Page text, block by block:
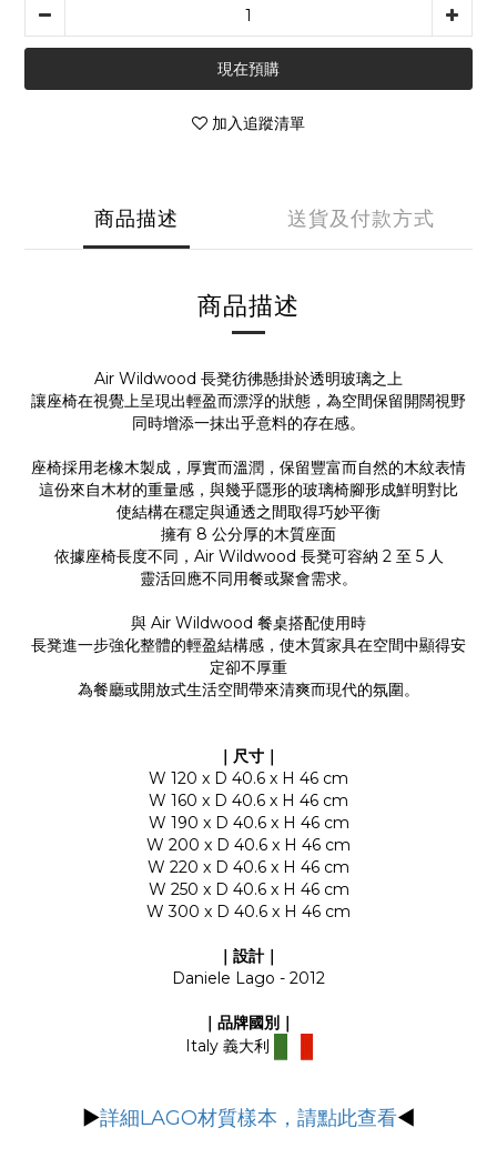
現在預購
加入追蹤清單
商品描述 送貨及付款方式
商品描述
Air Wildwood 長凳彷彿懸掛於透明玻璃之上
讓座椅在視覺上呈現出輕盈而漂浮的狀態，為空間保留開闊視野
同時增添一抹出乎意料的存在感。
座椅採用老橡木製成，厚實而溫潤，保留豐富而自然的木紋表情
這份來自木材的重量感，與幾乎隱形的玻璃椅腳形成鮮明對比
使結構在穩定與通透之間取得巧妙平衡
擁有 8 公分厚的木質座面
依據座椅長度不同，Air Wildwood 長凳可容納 2 至 5 人
靈活回應不同用餐或聚會需求。
與 Air Wildwood 餐桌搭配使用時
長凳進一步強化整體的輕盈結構感，使木質家具在空間中顯得安
定卻不厚重
為餐廳或開放式生活空間帶來清爽而現代的氛圍。
｜尺寸｜
W 120 x D 40.6 x H 46 cm
W 160 x D 40.6 x H 46 cm
W 190 x D 40.6 x H 46 cm
W 200 x D 40.6 x H 46 cm
W 220 x D 40.6 x H 46 cm
W 250 x D 40.6 x H 46 cm
W 300 x D 40.6 x H 46 cm
｜設計｜
Daniele Lago - 2012
｜品牌國別｜
Italy 義大利
▶詳細LAGO材質樣本，請點此查看◀